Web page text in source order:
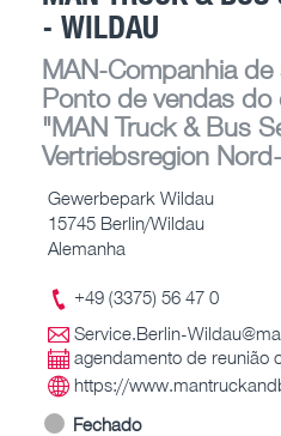
- WILDAU
MAN-Companhia de
Ponto de vendas do
"MAN Truck & Bus
Vertriebsregion
Gewerbepark Wildau
15745 Berlin/Wildau
Alemanha
+49 (3375) 56 47 0
Service.Berlin-
agendamento de reunião
https://
Fechado